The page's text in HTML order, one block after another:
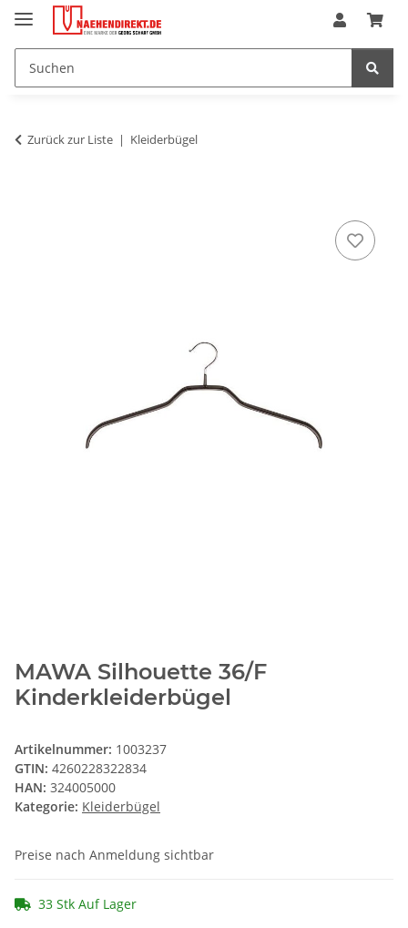
Zurück zur Liste Kleiderbügel
MAWA Silhouette 36/F
Kinderkleiderbügel
Artikelnummer: 1003237
GTIN: 4260228322834
HAN: 324005000
Kategorie: Kleiderbügel
Preise nach Anmeldung sichtbar
33 Stk Auf Lager